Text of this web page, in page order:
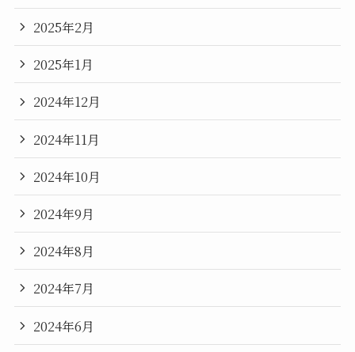
2025年2月
2025年1月
2024年12月
2024年11月
2024年10月
2024年9月
2024年8月
2024年7月
2024年6月